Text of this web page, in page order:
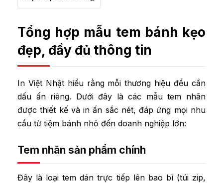
Tổng hợp mẫu tem bánh kẹo
đẹp, đầy đủ thông tin
In Việt Nhật hiểu rằng mỗi thương hiệu đều cần
dấu ấn riêng. Dưới đây là các mẫu tem nhãn
được thiết kế và in ấn sắc nét, đáp ứng mọi nhu
cầu từ tiệm bánh nhỏ đến doanh nghiệp lớn:
Tem nhãn sản phẩm chính
Đây là loại tem dán trực tiếp lên bao bì (túi zip,